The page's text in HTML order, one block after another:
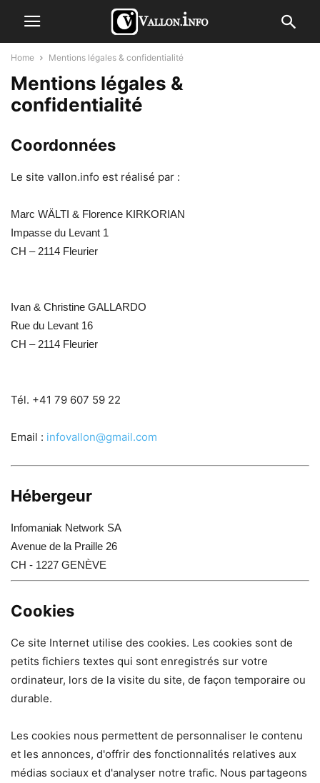
Home Mentions légales & confidentialité
Mentions légales &
confidentialité
Coordonnées
Le site vallon.info est réalisé par :
Marc WÄLTI & Florence KIRKORIAN
Impasse du Levant 1
CH – 2114 Fleurier
Ivan & Christine GALLARDO
Rue du Levant 16
CH – 2114 Fleurier
Tél. +41 79 607 59 22
Email : infovallon@gmail.com
Hébergeur
Infomaniak Network SA
Avenue de la Praille 26
CH - 1227 GENÈVE
Cookies
​Ce site Internet utilise des cookies. Les cookies sont de
petits fichiers textes qui sont enregistrés sur votre
ordinateur, lors de la visite du site, de façon temporaire ou
durable.
Les cookies nous permettent de personnaliser le contenu
et les annonces, d'offrir des fonctionnalités relatives aux
médias sociaux et d'analyser notre trafic. Nous partageons